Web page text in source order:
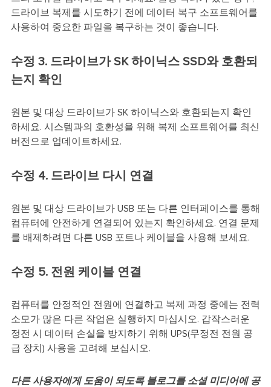
드라이브 복제를 시도하기 전에 데이터 복구 소프트웨어를
사용하여 중요한 파일을 복구하는 것이 좋습니다.
수정 3. 드라이브가 SK 하이닉스 SSD와 호환되
는지 확인
원본 및 대상 드라이브가 SK 하이닉스와 호환되는지 확인
하세요. 시스템과의 호환성을 위해 복제 소프트웨어를 최신
버전으로 업데이트하세요.
수정 4. 드라이브 다시 연결
원본 및 대상 드라이브가 USB 또는 다른 인터페이스를 통해
컴퓨터에 안전하게 연결되어 있는지 확인하세요. 연결 문제
를 배제하려면 다른 USB 포트나 케이블을 사용해 보세요.
수정 5. 전원 케이블 연결
컴퓨터를 안정적인 전원에 연결하고 복제 과정 중에는 전력
소모가 많은 다른 작업은 실행하지 마십시오. 갑작스러운
정전 시 데이터 손실을 방지하기 위해 UPS(무정전 전원 공
급 장치) 사용을 고려해 보십시오.
다른 사용자에게 도움이 되도록 블로그를 소셜 미디어에 공